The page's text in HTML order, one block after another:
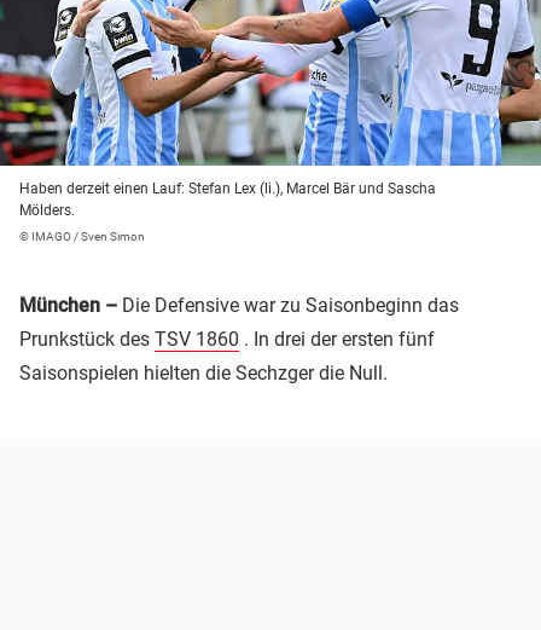
Haben derzeit einen Lauf: Stefan Lex (li.), Marcel Bär und Sascha
Mölders.
© IMAGO / Sven Simon
München – Die Defensive war zu Saisonbeginn das
Prunkstück des TSV 1860 . In drei der ersten fünf
Saisonspielen hielten die Sechzger die Null.